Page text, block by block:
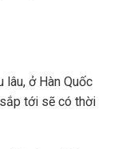
lâu, ở Hàn Quốc
tới sẽ có thời